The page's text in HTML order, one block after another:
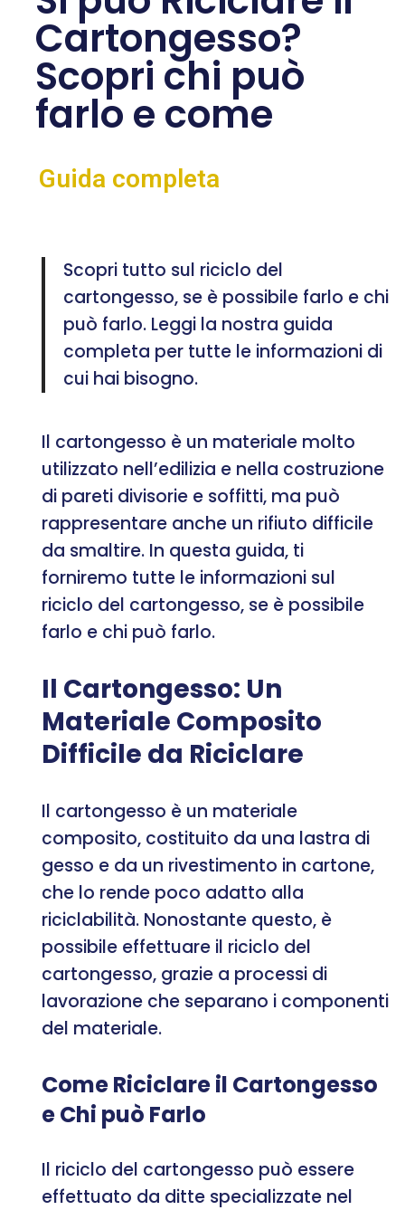
Cartongesso?
Scopri chi può
farlo e come
Guida completa
Scopri tutto sul riciclo del
cartongesso, se è possibile farlo e chi
può farlo. Leggi la nostra guida
completa per tutte le informazioni di
cui hai bisogno.
Il cartongesso è un materiale molto
utilizzato nell’edilizia e nella costruzione
di pareti divisorie e soffitti, ma può
rappresentare anche un rifiuto difficile
da smaltire. In questa guida, ti
forniremo tutte le informazioni sul
riciclo del cartongesso, se è possibile
farlo e chi può farlo.
Il Cartongesso: Un
Materiale Composito
Difficile da Riciclare
Il cartongesso è un materiale
composito, costituito da una lastra di
gesso e da un rivestimento in cartone,
che lo rende poco adatto alla
riciclabilità. Nonostante questo, è
possibile effettuare il riciclo del
cartongesso, grazie a processi di
lavorazione che separano i componenti
del materiale.
Come Riciclare il Cartongesso
e Chi può Farlo
Il riciclo del cartongesso può essere
effettuato da ditte specializzate nel